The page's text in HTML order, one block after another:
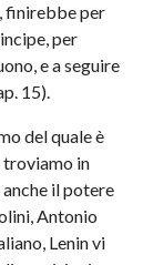
finirebbe per
per
e a seguire
15).
del quale è
troviamo in
il potere
Antonio
Lenin vi